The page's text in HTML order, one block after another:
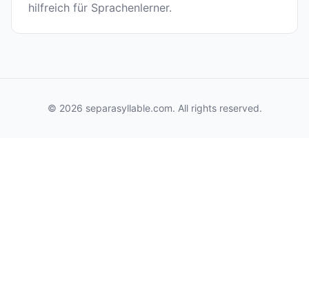
hilfreich für Sprachenlerner.
© 2026 separasyllable.com. All rights reserved.